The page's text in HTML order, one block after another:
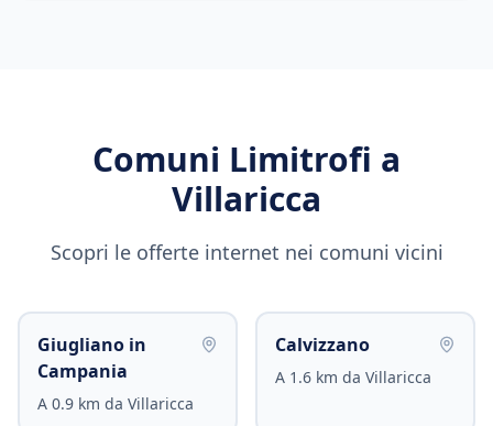
Comuni Limitrofi a
Villaricca
Scopri le offerte internet nei comuni vicini
Giugliano in
Campania
A 0.9 km da Villaricca
Calvizzano
A 1.6 km da Villaricca